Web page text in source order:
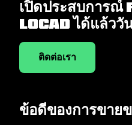
เปิดประสบกา
Locad ได้แล้ววั
ติดต่อเรา
ข้อดีของการขา